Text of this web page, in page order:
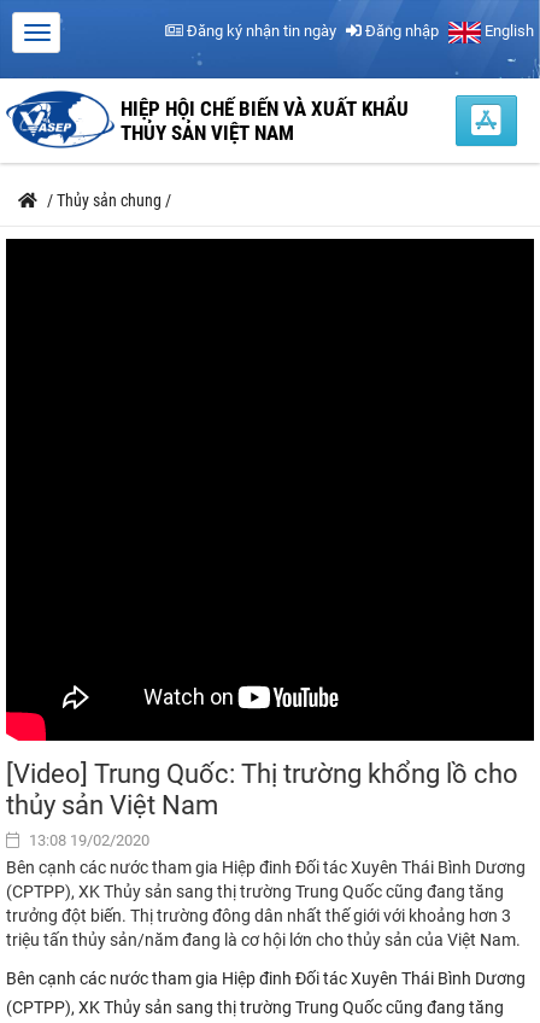
Đăng ký nhận tin ngày Đăng nhập English
HIỆP HỘI CHẾ BIẾN VÀ XUẤT KHẨU
THỦY SẢN VIỆT NAM
/Thủy sản chung /
[Video] Trung Quốc: Thị trường khổng lồ cho
thủy sản Việt Nam
13:08 19/02/2020
Bên cạnh các nước tham gia Hiệp đinh Đối tác Xuyên Thái Bình Dương
(CPTPP), XK Thủy sản sang thị trường Trung Quốc cũng đang tăng
trưởng đột biến. Thị trường đông dân nhất thế giới với khoảng hơn 3
triệu tấn thủy sản/năm đang là cơ hội lớn cho thủy sản của Việt Nam.
Bên cạnh các nước tham gia Hiệp đinh Đối tác Xuyên Thái Bình Dương
(CPTPP), XK Thủy sản sang thị trường Trung Quốc cũng đang tăng